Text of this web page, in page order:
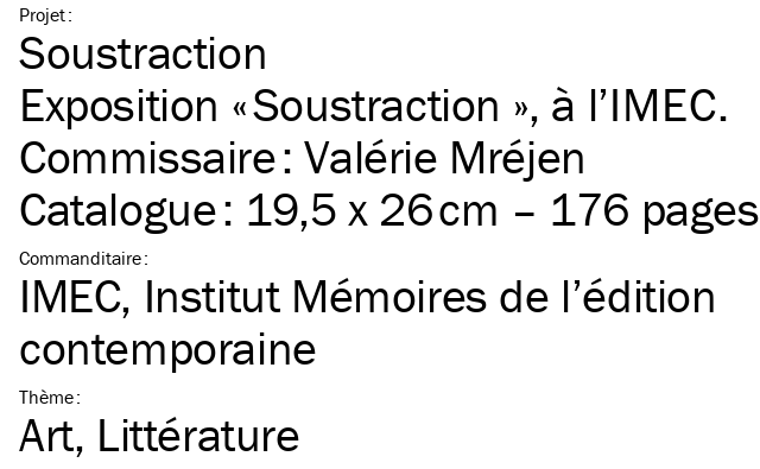
Projet:
Soustraction
Exposition « Soustraction », à l’IMEC.
Commissaire : Valérie Mréjen
Catalogue : 19,5 x 26 cm – 176 pages
Commanditaire:
IMEC, Institut Mémoires de l’édition
contemporaine
Thème:
Art Littérature